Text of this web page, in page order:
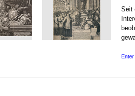
Seit